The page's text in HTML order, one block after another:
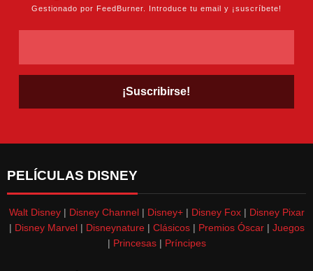
Gestionado por FeedBurner. Introduce tu email y ¡suscríbete!
PELÍCULAS DISNEY
Walt Disney| Disney Channel| Disney+| Disney Fox| Disney Pixar
| Disney Marvel| Disneynature| Clásicos| Premios Óscar| Juegos
| Princesas| Príncipes